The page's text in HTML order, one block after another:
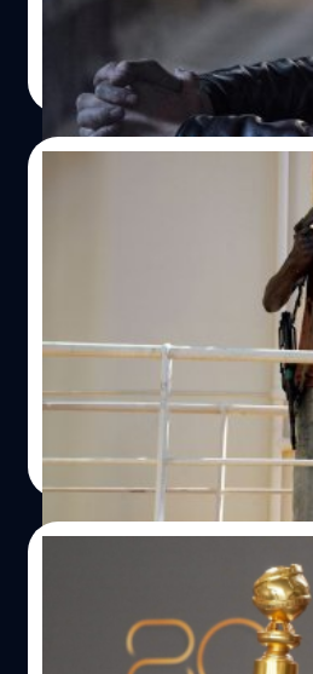
Read More
Barkhad Abdi นักแสดง
ร์ จากบทหัวหน้าโจรสลัด
ได้รับค่าตัวเพียง
บาร์กฮัด อับดี (Barkhad Abdi)
โซมาเลีย ที่เคยเข้าชิงรางวัลออ
เหรียญ ตอนรับบทหัวหน้าโจรสลั
| 1080 days ago
Read More
มิเชล โหย่ว กับบทบาทใน
รอคอยมาเกือบ 40 ปี